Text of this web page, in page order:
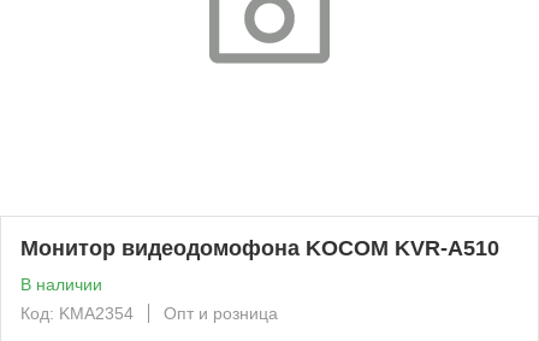
Монитор видеодомофона KOCOM KVR-A510
В наличии
Код: KMА2354
Опт и розница